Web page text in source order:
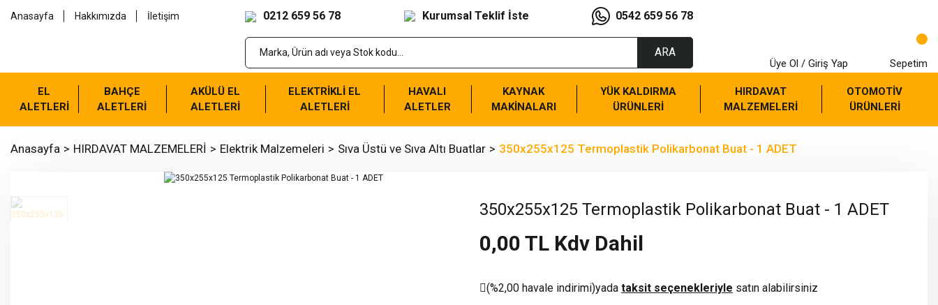
Anasayfa Hakkımızda İletişim 0212 659 56 78 Kurumsal Teklif İste 0542 659 56 78
ARA
Üye Ol / Giriş Yap Sepetim
EL
ALETLERİ
BAHÇE
ALETLERİ
AKÜLÜ EL
ALETLERİ
ELEKTRİKLİ EL
ALETLERİ
HAVALI
ALETLER
KAYNAK
MAKİNALARI
YÜK KALDIRMA
ÜRÜNLERİ
HIRDAVAT
MALZEMELERİ
OTOMOTİV
ÜRÜNLERİ
Anasayfa HIRDAVAT MALZEMELERİ Elektrik Malzemeleri Sıva Üstü ve Sıva Altı Buatlar 350x255x125 Termoplastik Polikarbonat Buat - 1 ADET
350x255x125 Termoplastik Polikarbonat Buat - 1 ADET
0,00 TL Kdv Dahil
(%2,00 havale indirimi)yada taksit seçenekleriyle satın alabilirsiniz